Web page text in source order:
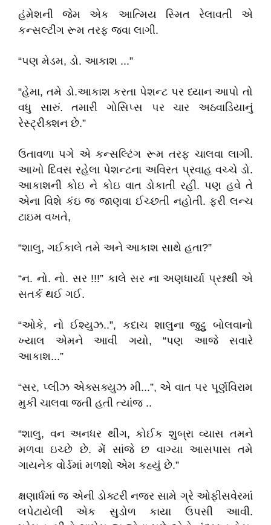
હંમેશની જેમ એક આત્મિય સ્મિત રેલાવતી એ
કન્સલ્ટીંગ રૂમ તરફ જવા લાગી.
“પણ મેડમ, ડો. આકાશ ...”
“હેમા, તમે ડો.આકાશ કરતા પેશન્ટ પર ધ્યાન આપો તો
વધુ સારું. તમારી ગોસિપ્સ પર ચાર અઠવાડિયાનું
રેસ્ટ્રીક્શન છે.”
ઉતાવળા પગે એ કન્સલ્ટિંગ રૂમ તરફ ચાલવા લાગી.
આખો દિવસ રહેલા પેશન્ટના અવિરત પ્રવાહ વચ્ચે ડો.
આકાશની કોઇ ને કોઇ વાત ડોકાતી રહી. પણ હવે તે
એના વિશે કંઇ જ જાણવા ઈચ્છતી નહોતી. ફરી લન્ચ
ટાઇમ વખતે,
“શાલુ, ગઈકાલે તમે અને આકાશ સાથે હતા?”
“ન. નો. નો. સર !!!” કાલે સર ના અણધાર્યા પ્રશ્નથી એ
સતર્ક થઈ ગઈ.
“ઓકે, નો ઈશ્યુઝ..”, કદાચ શાલુના જુટ્ઠુ બોલવાનો
ખ્યાલ એમને આવી ગયો, “પણ આજે સવારે
આકાશ...”
“સર, પ્લીઝ એક્સક્યુઝ મી...”, એ વાત પર પૂર્ણવિરામ
મુકી ચાલવા જતી હતી ત્યાંજ ..
“શાલુ, વન અનધર થીંગ, કોઈક શુબ્રા વ્યાસ તમને
મળવા ઇચ્છે છે. મેં સાંજે છ વાગ્યા આસપાસ તમે
ગાયનેક વોર્ડમાં મળશો એમ કહ્યું છે.”
ક્ષણાર્ધમાં જ એની ડોક્ટરી નજર સામે ગ્રે ઓફીસવેરમાં
લપેટાયેલી એક સુડોળ કાયા ઉપસી આવી.